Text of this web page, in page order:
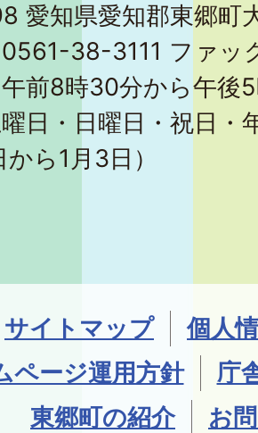
愛知県愛知郡東郷町
0561-38-3111 ファ
前8時30分から午後
日・日曜日・祝日・
から1月3日）
サイトマップ
個人
ページ運用方針
庁
東郷町の紹介
お